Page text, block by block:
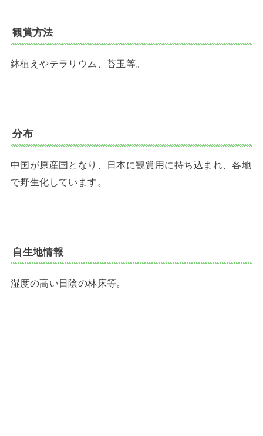
観賞方法
鉢植えやテラリウム、苔玉等。
分布
中国が原産国となり、日本に観賞用に持ち込まれ、各地
で野生化しています。
自生地情報
湿度の高い日陰の林床等。